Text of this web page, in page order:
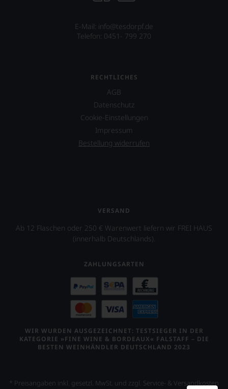
E-Mail: info@tesdorpf.de
Telefon: 0451- 799 270
RECHTLICHES
AGB
Datenschutz
Cookie-Einstellungen
Impressum
Bestellung widerrufen
VERSAND
Ab 12 Flaschen oder 250 € Warenwert liefern wir FREI HAUS
(innerhalb Deutschlands).
ZAHLUNGSARTEN
WIR WURDEN AUSGEZEICHNET: TESTSIEGER IN DER
KATEGORIE »FINE WINE & BORDEAUX« FALSTAFF – DIE
BESTEN WEINHÄNDLER DEUTSCHLAND 2023
* Preisangaben inkl. gesetzl. MwSt. und zzgl. Service- & Versandkosten